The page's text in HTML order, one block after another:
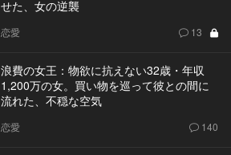
せた、女の逆襲
恋愛 13
浪費の女王：物欲に抗えない32歳・年収
1,200万の女。買い物を巡って彼との間に
流れた、不穏な空気
恋愛 140